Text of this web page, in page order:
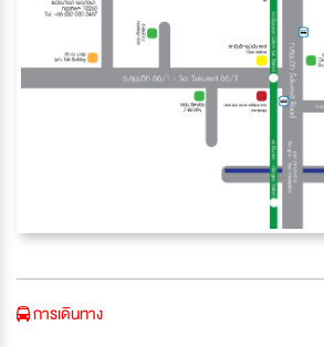
การเดินทาง